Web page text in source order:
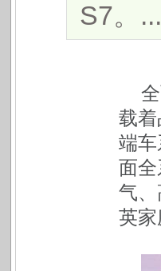
S7。
载
端车
面
气
英